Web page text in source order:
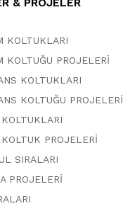
KOLTUKLARI
KOLTUĞU PROJELERİ
KOLTUKLARI
KOLTUĞU PROJELERİ
PROJELERİ
SIRALARI
PROJELERİ